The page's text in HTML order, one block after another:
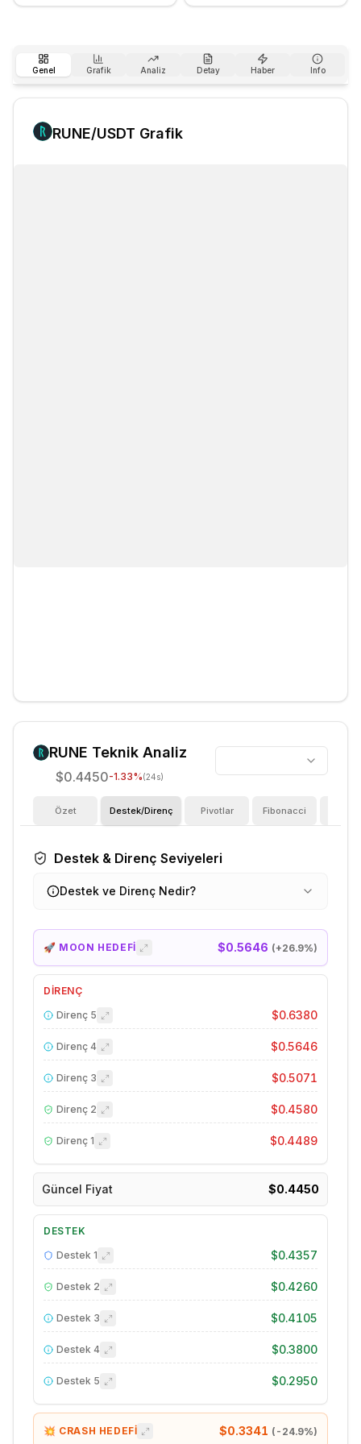
Genel Grafik Analiz Detay Haber Info
RUNE/USDT Grafik
RUNE Teknik Analiz
$0.4450-1.33%(24s)
Özet Destek/Direnç Pivotlar Fibonacci
Destek & Direnç Seviyeleri
Destek ve Direnç Nedir?
🚀 MOON HEDEFİ $0.5646 (+26.9%)
DIRENÇ
Direnç 5 $0.6380
Direnç 4 $0.5646
Direnç 3 $0.5071
Direnç 2 $0.4580
Direnç 1 $0.4489
Güncel Fiyat $0.4450
DESTEK
Destek 1 $0.4357
Destek 2 $0.4260
Destek 3 $0.4105
Destek 4 $0.3800
Destek 5 $0.2950
💥 CRASH HEDEFİ $0.3341 ( -24.9%)